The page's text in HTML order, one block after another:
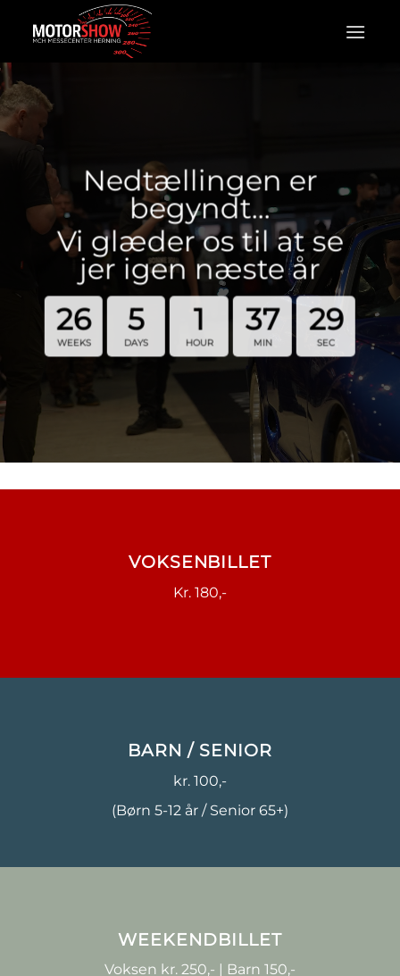
Nedtællingen er
begyndt…
Vi glæder os til at se
jer igen næste år
26
WEEKS
5
DAYS
1
HOUR
37
MIN
28
SEC
VOKSENBILLET
Kr. 180,-
BARN / SENIOR
kr. 100,-
(Børn 5-12 år / Senior 65+)
WEEKENDBILLET
Voksen kr. 250,- | Barn 150,-